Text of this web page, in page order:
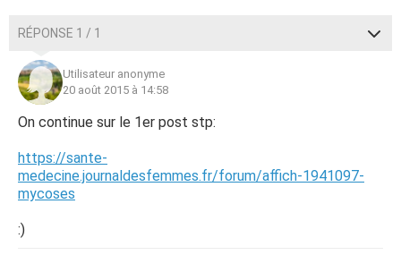
RÉPONSE 1 / 1
Utilisateur anonyme
20 août 2015 à 14:58
On continue sur le 1er post stp:
https://sante-
medecine.journaldesfemmes.fr/forum/affich-1941097-
mycoses
:)